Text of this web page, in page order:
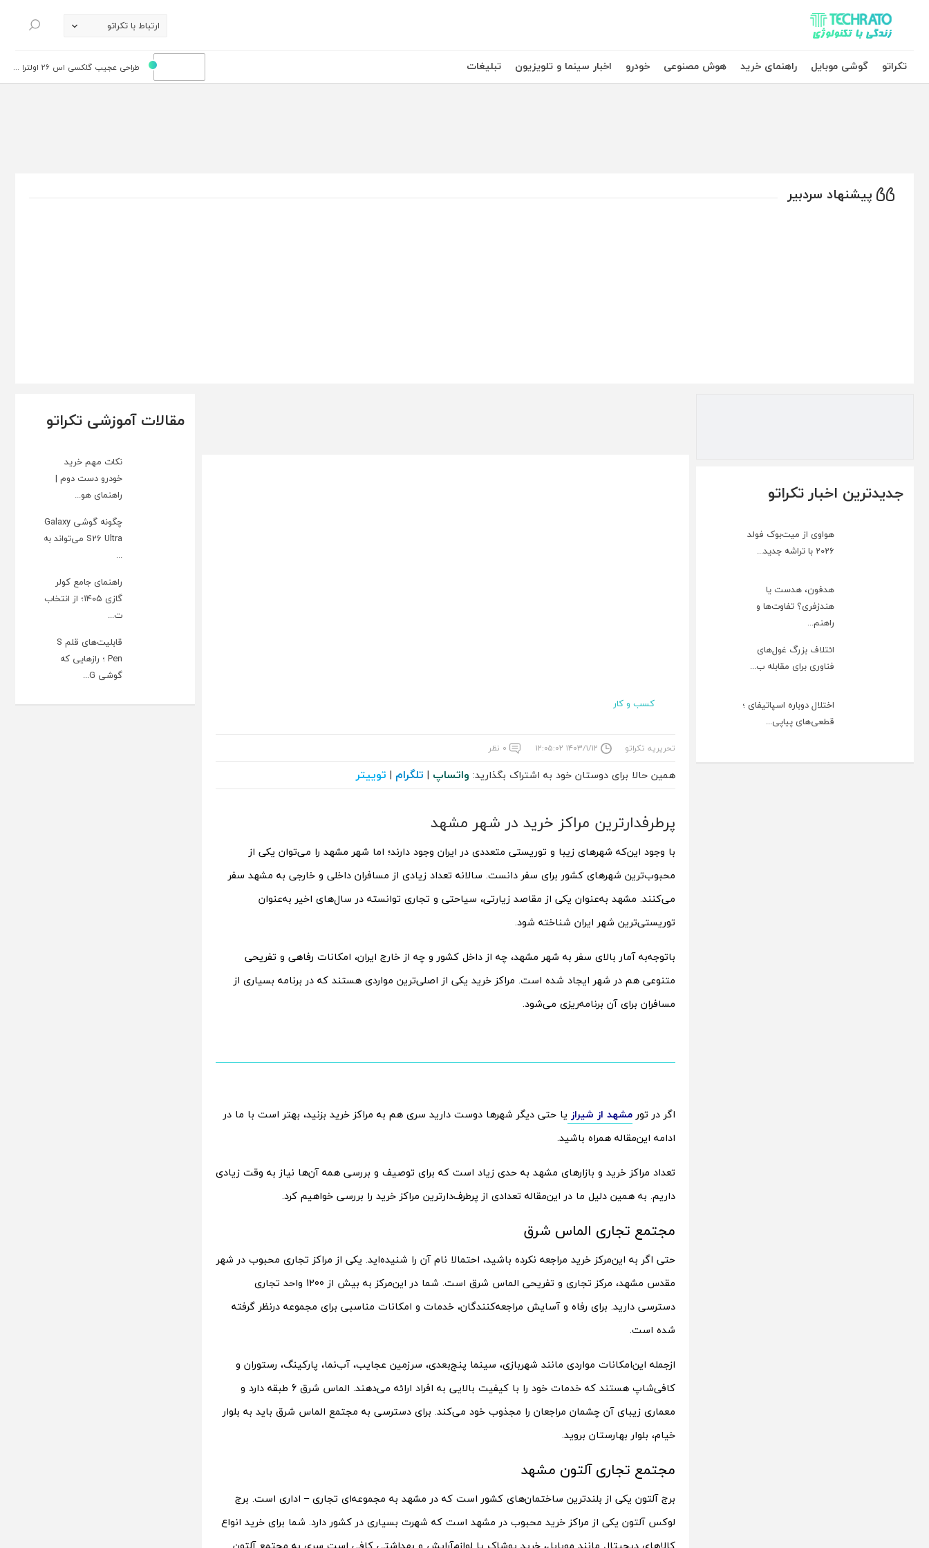
تکراتو – زندگی با تکنولوژی ارتباط با تکراتو
جستجو
تکراتو
گوشی موبایل راهنمای خرید هوش مصنوعی خودرو اخبار سینما و تلویزیون تبلیغات طراحی عجیب گلکسی اس 26 اولترا ...
پیشنهاد سردبیر
جدیدترین اخبار تکراتو
هواوی از میت‌بوک فولد
2026 با تراشه جدید...
هدفون، هدست یا
هندزفری؟ تفاوت‌ها و
راهنم...
ائتلاف بزرگ غول‌های
فناوری برای مقابله ب...
اختلال دوباره اسپاتیفای ؛
قطعی‌های پیاپی...
کسب و کار
تحریریه تکراتو ۱۴۰۳/۱/۱۲ ۱۲:۰۵:۰۲ ۰ نظر
همین حالا برای دوستان خود به اشتراک بگذارید: واتساپ | تلگرام | توییتر
پر‌طرفدارترین مراکز خرید در شهر مشهد
با وجود این‌که شهرهای زیبا و توریستی متعددی در ایران وجود دارند؛ اما شهر مشهد را می‌توان یکی از
محبوب‌ترین شهرهای کشور برای سفر دانست. سالانه تعداد زیادی از مسافران داخلی و خارجی به مشهد سفر
می‌کنند. مشهد به‌عنوان یکی از مقاصد زیارتی، سیاحتی و تجاری توانسته در سال‌های اخیر به‌عنوان
توریستی‌ترین شهر ایران شناخته شود.
باتوجه‌به آمار بالای سفر به شهر مشهد، چه از داخل کشور و چه از خارج ایران، امکانات رفاهی و تفریحی
متنوعی هم در شهر ایجاد شده است. مراکز خرید یکی از اصلی‌ترین مواردی هستند که در برنامه بسیاری از
مسافران برای آن برنامه‌ریزی می‌شود.
اگر در تور مشهد از شیراز یا حتی دیگر شهر‌ها دوست دارید سری هم به مراکز خرید بزنید، بهتر است با ما در
ادامه این‌مقاله همراه باشید.
تعداد مراکز خرید و بازارهای مشهد به حدی زیاد است که برای توصیف و بررسی همه آن‌ها نیاز به وقت زیادی
داریم. به همین دلیل ما در این‌مقاله تعدادی از پر‌طرف‌دارترین مراکز خرید را بررسی خواهیم کرد.
مجتمع تجاری الماس شرق
حتی اگر به این‌مرکز خرید مراجعه نکرده باشید، احتمالا نام آن را شنیده‌اید. یکی از مراکز تجاری محبوب در شهر
مقدس مشهد، مرکز تجاری و تفریحی الماس شرق است. شما در این‌مرکز به بیش از 1200 واحد تجاری
دسترسی دارید. برای رفاه و آسایش مراجعه‌کنندگان، خدمات و امکانات مناسبی برای مجموعه در‌نظر گرفته
شده است.
از‌جمله این‌امکانات مواردی مانند شهربازی، سینما پنج‌بعدی، سرزمین عجایب، آب‌نما، پارکینگ، رستوران و
کافی‌شاپ هستند که خدمات خود را با کیفیت بالایی به افراد ارائه می‌دهند. الماس شرق 6 طبقه دارد و
معماری زیبای آن چشمان مراجعان را مجذوب خود می‌کند. برای دسترسی به مجتمع الماس شرق باید به بلوار
خیام، بلوار بهارستان بروید.
مجتمع تجاری آلتون مشهد
برج آلتون یکی از بلند‌ترین ساختمان‌های کشور است که در مشهد به مجموعه‌ای تجاری – اداری است. برج
لوکس آلتون یکی از مراکز خرید محبوب در مشهد است که شهرت بسیاری در کشور دارد. شما برای خرید انواع
مقالات آموزشی تکراتو
نکات مهم خرید
خودرو دست دوم |
راهنمای هو...
چگونه گوشی Galaxy
S26 Ultra می‌تواند به
...
راهنمای جامع کولر
گازی ۱۴۰۵؛ از انتخاب
ت...
قابلیت‌های قلم S
Pen ؛ رازهایی که
گوشی G...